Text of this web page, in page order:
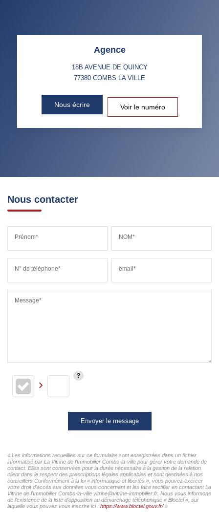
PART DES MÉNAGES SANS
VOITURE
ECOLES ET CRÈCHES
Agence
18B AVENUE DE QUINCY
77380 COMBS LA VILLE
Nous écrire Voir le numéro
Nous contacter
Prénom* NOM*
N° de téléphone* email*
Message*
Envoyer le message
« Les informations recueillies sur ce formulaire sont enregistrées dans un fichier
informatisé par La Vitrine de l'Immobilier Combs-la-ville pour gérer votre demande de
contact. Elles sont conservées pour la durée nécessaire à la gestion de la relation
client dans le respect des prescriptions légales applicables et sont destinées à nos
conseillers Conformément à la loi « informatique et libertés », vous pouvez exercer
votre droit d'accès aux données vous concernant et les faire rectifier en contactant La
Vitrine de l'Immobilier Combs-la-ville vitrine@vitrine-immobilier.fr. Nous vous informons
de l'existence de la liste d'opposition au démarchage téléphonique « Bloctel », sur
laquelle vous pouvez vous inscrire ici : https://www.bloctel.gouv.fr/»